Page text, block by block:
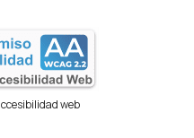
web